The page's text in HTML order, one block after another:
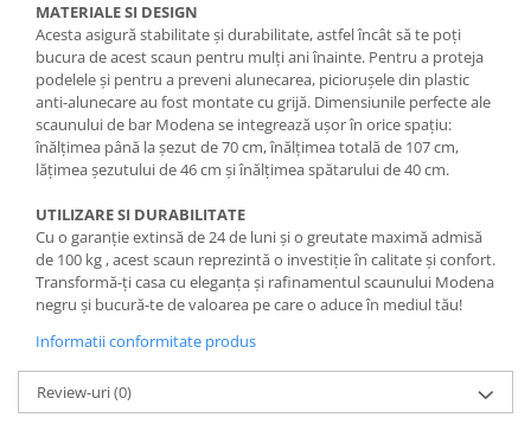
MATERIALE SI DESIGN
Acesta asigură stabilitate și durabilitate, astfel încât să te poți
bucura de acest scaun pentru mulți ani înainte. Pentru a proteja
podelele și pentru a preveni alunecarea, piciorușele din plastic
anti-alunecare au fost montate cu grijă. Dimensiunile perfecte ale
scaunului de bar Modena se integrează ușor în orice spațiu:
înălțimea până la șezut de 70 cm, înălțimea totală de 107 cm,
lățimea șezutului de 46 cm și înălțimea spătarului de 40 cm.
UTILIZARE SI DURABILITATE
Cu o garanție extinsă de 24 de luni și o greutate maximă admisă
de 100 kg , acest scaun reprezintă o investiție în calitate și confort.
Transformă-ți casa cu eleganța și rafinamentul scaunului Modena
negru și bucură-te de valoarea pe care o aduce în mediul tău!
Informatii conformitate produs
Review-uri(0)